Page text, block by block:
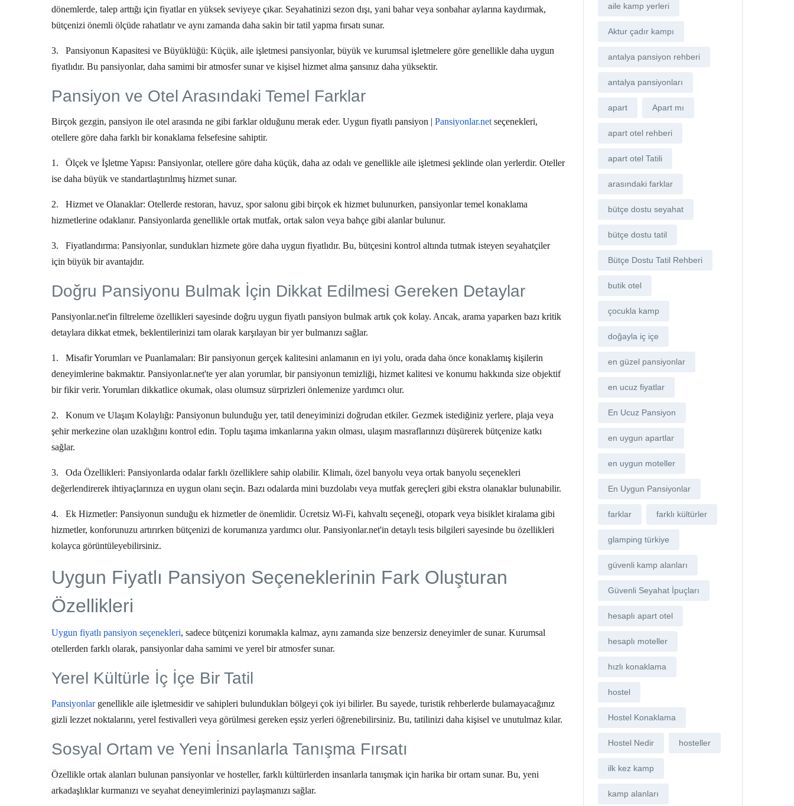
dönemlerde, talep arttığı için fiyatlar en yüksek seviyeye çıkar. Seyahatinizi sezon dışı, yani bahar veya sonbahar aylarına kaydırmak,
bütçenizi önemli ölçüde rahatlatır ve aynı zamanda daha sakin bir tatil yapma fırsatı sunar.
3. Pansiyonun Kapasitesi ve Büyüklüğü: Küçük, aile işletmesi pansiyonlar, büyük ve kurumsal işletmelere göre genellikle daha uygun
fiyatlıdır. Bu pansiyonlar, daha samimi bir atmosfer sunar ve kişisel hizmet alma şansınız daha yüksektir.
Pansiyon ve Otel Arasındaki Temel Farklar
Birçok gezgin, pansiyon ile otel arasında ne gibi farklar olduğunu merak eder. Uygun fiyatlı pansiyon | Pansiyonlar.net seçenekleri,
otellere göre daha farklı bir konaklama felsefesine sahiptir.
1. Ölçek ve İşletme Yapısı: Pansiyonlar, otellere göre daha küçük, daha az odalı ve genellikle aile işletmesi şeklinde olan yerlerdir. Oteller
ise daha büyük ve standartlaştırılmış hizmet sunar.
2. Hizmet ve Olanaklar: Otellerde restoran, havuz, spor salonu gibi birçok ek hizmet bulunurken, pansiyonlar temel konaklama
hizmetlerine odaklanır. Pansiyonlarda genellikle ortak mutfak, ortak salon veya bahçe gibi alanlar bulunur.
3. Fiyatlandırma: Pansiyonlar, sundukları hizmete göre daha uygun fiyatlıdır. Bu, bütçesini kontrol altında tutmak isteyen seyahatçiler
için büyük bir avantajdır.
Doğru Pansiyonu Bulmak İçin Dikkat Edilmesi Gereken Detaylar
Pansiyonlar.net'in filtreleme özellikleri sayesinde doğru uygun fiyatlı pansiyon bulmak artık çok kolay. Ancak, arama yaparken bazı kritik
detaylara dikkat etmek, beklentilerinizi tam olarak karşılayan bir yer bulmanızı sağlar.
1. Misafir Yorumları ve Puanlamaları: Bir pansiyonun gerçek kalitesini anlamanın en iyi yolu, orada daha önce konaklamış kişilerin
deneyimlerine bakmaktır. Pansiyonlar.net'te yer alan yorumlar, bir pansiyonun temizliği, hizmet kalitesi ve konumu hakkında size objektif
bir fikir verir. Yorumları dikkatlice okumak, olası olumsuz sürprizleri önlemenize yardımcı olur.
2. Konum ve Ulaşım Kolaylığı: Pansiyonun bulunduğu yer, tatil deneyiminizi doğrudan etkiler. Gezmek istediğiniz yerlere, plaja veya
şehir merkezine olan uzaklığını kontrol edin. Toplu taşıma imkanlarına yakın olması, ulaşım masraflarınızı düşürerek bütçenize katkı
sağlar.
3. Oda Özellikleri: Pansiyonlarda odalar farklı özelliklere sahip olabilir. Klimalı, özel banyolu veya ortak banyolu seçenekleri
değerlendirerek ihtiyaçlarınıza en uygun olanı seçin. Bazı odalarda mini buzdolabı veya mutfak gereçleri gibi ekstra olanaklar bulunabilir.
4. Ek Hizmetler: Pansiyonun sunduğu ek hizmetler de önemlidir. Ücretsiz Wi-Fi, kahvaltı seçeneği, otopark veya bisiklet kiralama gibi
hizmetler, konforunuzu artırırken bütçenizi de korumanıza yardımcı olur. Pansiyonlar.net'in detaylı tesis bilgileri sayesinde bu özellikleri
kolayca görüntüleyebilirsiniz.
Uygun Fiyatlı Pansiyon Seçeneklerinin Fark Oluşturan
Özellikleri
Uygun fiyatlı pansiyon seçenekleri, sadece bütçenizi korumakla kalmaz, aynı zamanda size benzersiz deneyimler de sunar. Kurumsal
otellerden farklı olarak, pansiyonlar daha samimi ve yerel bir atmosfer sunar.
Yerel Kültürle İç İçe Bir Tatil
Pansiyonlargenellikle aile işletmesidir ve sahipleri bulundukları bölgeyi çok iyi bilirler. Bu sayede, turistik rehberlerde bulamayacağınız
gizli lezzet noktalarını, yerel festivalleri veya görülmesi gereken eşsiz yerleri öğrenebilirsiniz. Bu, tatilinizi daha kişisel ve unutulmaz kılar.
Sosyal Ortam ve Yeni İnsanlarla Tanışma Fırsatı
Özellikle ortak alanları bulunan pansiyonlar ve hosteller, farklı kültürlerden insanlarla tanışmak için harika bir ortam sunar. Bu, yeni
arkadaşlıklar kurmanızı ve seyahat deneyimlerinizi paylaşmanızı sağlar.
aile kamp yerleri
Aktur çadır kampı
antalya pansiyon rehberi
antalya pansiyonları
apart Apart mı
apart otel rehberi
apart otel Tatili
arasındaki farklar
bütçe dostu seyahat
bütçe dostu tatil
Bütçe Dostu Tatil Rehberi
butik otel
çocukla kamp
doğayla iç içe
en güzel pansiyonlar
en ucuz fiyatlar
En Ucuz Pansiyon
en uygun apartlar
en uygun moteller
En Uygun Pansiyonlar
farklar farklı kültürler
glamping türkiye
güvenli kamp alanları
Güvenli Seyahat İpuçları
hesaplı apart otel
hesaplı moteller
hızlı konaklama
hostel
Hostel Konaklama
Hostel Nedir hosteller
ilk kez kamp
kamp alanları